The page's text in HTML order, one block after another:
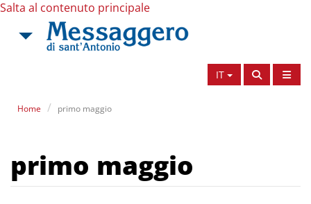
Salta al contenuto principale
IT
Home primo maggio
primo maggio